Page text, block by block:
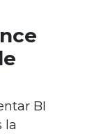
BI
la